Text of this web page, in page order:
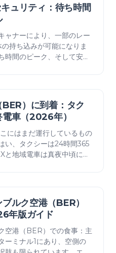
ュリティ：待ち時間
ナーにより、一部のレー
持ち込みが可能になりま
時間のピーク、そして安全
）に到着：タク
車（2026年）
にはまだ運行しているもの
い、タクシーは24時間365
と地域電車は真夜中頃に発
ルク空港（BER）
年版ガイド
空港（BER）での食事：主
ーミナル1にあり、空側の